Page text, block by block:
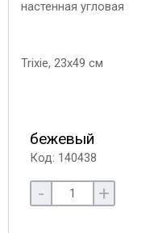
бежевый
Код: 140438
- +